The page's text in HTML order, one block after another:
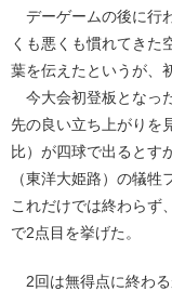
デーゲームの後に行
くも悪くも慣れてきた
葉を伝えたというが、
今大会初登板となっ
先の良い立ち上がりを
比）が四球で出るとす
（東洋大姫路）の犠牲
これだけでは終わらず
で2点目を挙げた。
2回は無得点に終わ